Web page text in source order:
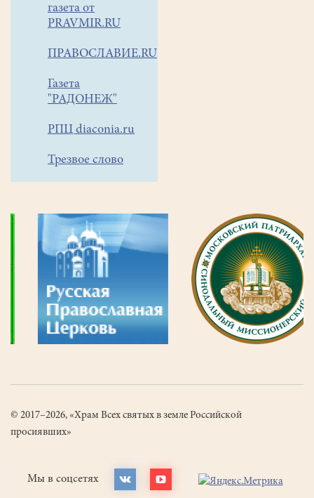
газета от
PRAVMIR.RU
ПРАВОСЛАВИЕ.RU
Газета
"РАДОНЕЖ"
РПЦ diaconia.ru
Трезвое слово
© 2017–2026, «Храм Всех святых в земле Российской
просиявших»
Мы в соцсетях